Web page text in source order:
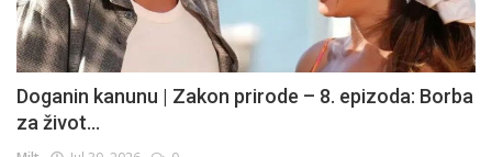
Doganin kanunu | Zakon prirode – 8. epizoda: Borba
za život...